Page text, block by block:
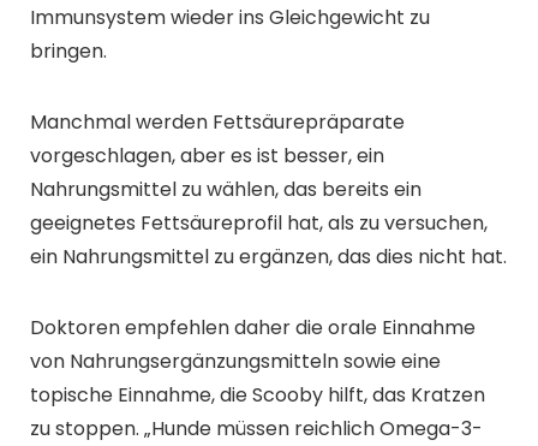
Immunsystem wieder ins Gleichgewicht zu
bringen.
Manchmal werden Fettsäurepräparate
vorgeschlagen, aber es ist besser, ein
Nahrungsmittel zu wählen, das bereits ein
geeignetes Fettsäureprofil hat, als zu versuchen,
ein Nahrungsmittel zu ergänzen, das dies nicht hat.
Doktoren empfehlen daher die orale Einnahme
von Nahrungsergänzungsmitteln sowie eine
topische Einnahme, die Scooby hilft, das Kratzen
zu stoppen. „Hunde müssen reichlich Omega-3-